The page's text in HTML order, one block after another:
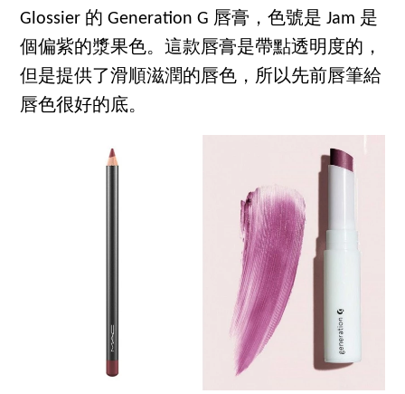
Glossier 的 Generation G 唇膏，色號是 Jam 是
個偏紫的漿果色。這款唇膏是帶點透明度的，
但是提供了滑順滋潤的唇色，所以先前唇筆給
唇色很好的底。